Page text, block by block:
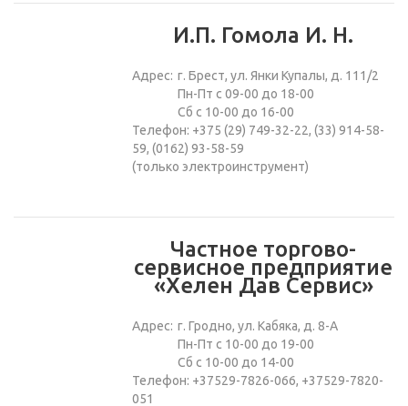
И.П. Гомола И. Н.
Адрес: г. Брест, ул. Янки Купалы, д. 111/2
Пн-Пт с 09-00 до 18-00
Сб с 10-00 до 16-00
Телефон: +375 (29) 749-32-22, (33) 914-58-
59, (0162) 93-58-59
(только электроинструмент)
Частное торгово-
сервисное предприятие
«Хелен Дав Сервис»
Адрес: г. Гродно, ул. Кабяка, д. 8-А
Пн-Пт с 10-00 до 19-00
Сб с 10-00 до 14-00
Телефон: +37529-7826-066, +37529-7820-
051